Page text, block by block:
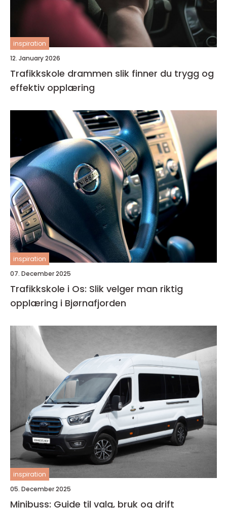
inspiration
12. January 2026
Trafikkskole drammen slik finner du trygg og
effektiv opplæring
inspiration
07. December 2025
Trafikkskole i Os: Slik velger man riktig
opplæring i Bjørnafjorden
inspiration
05. December 2025
Minibuss: Guide til valg, bruk og drift